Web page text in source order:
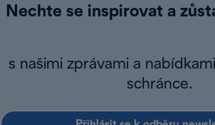
Nechte se inspirovat a
s našimi zprávami a
schránce.